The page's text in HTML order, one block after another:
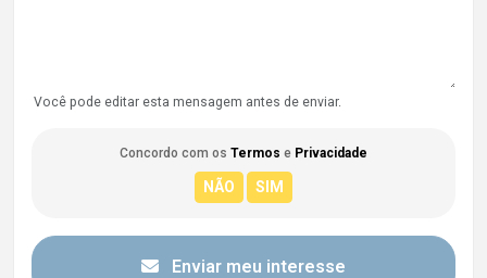
Você pode editar esta mensagem antes de enviar.
Concordo com os Termos e Privacidade
Enviar meu interesse